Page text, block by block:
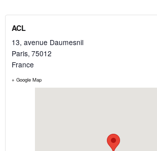
ACL
13, avenue Daumesnil
Paris, 75012
France
+ Google Map